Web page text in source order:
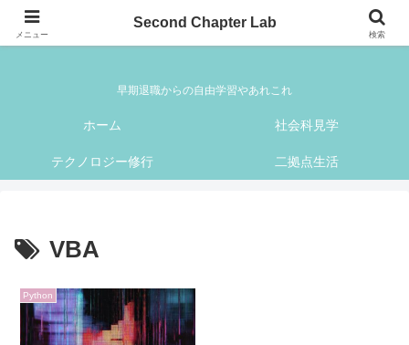
Second Chapter Lab
早期退職からの自由学習やあれこれ
ホーム 社会科見学
テクノロジー修行 二拠点生活
VBA
Python
メニュー
Second Chapter Lab
検索